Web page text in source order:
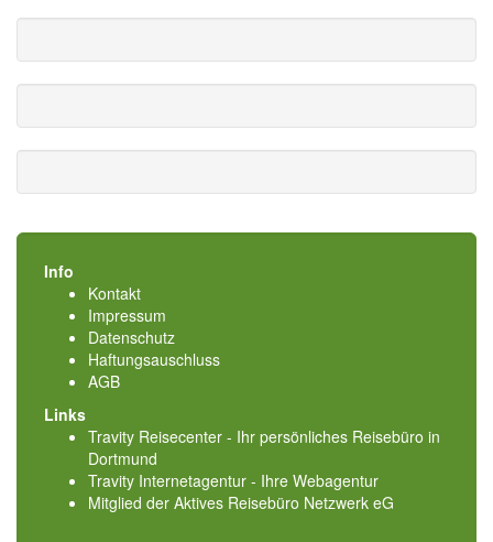
Info
Kontakt
Impressum
Datenschutz
Haftungsauschluss
AGB
Links
Travity Reisecenter - Ihr persönliches Reisebüro in
Dortmund
Travity Internetagentur - Ihre Webagentur
Mitglied der Aktives Reisebüro Netzwerk eG